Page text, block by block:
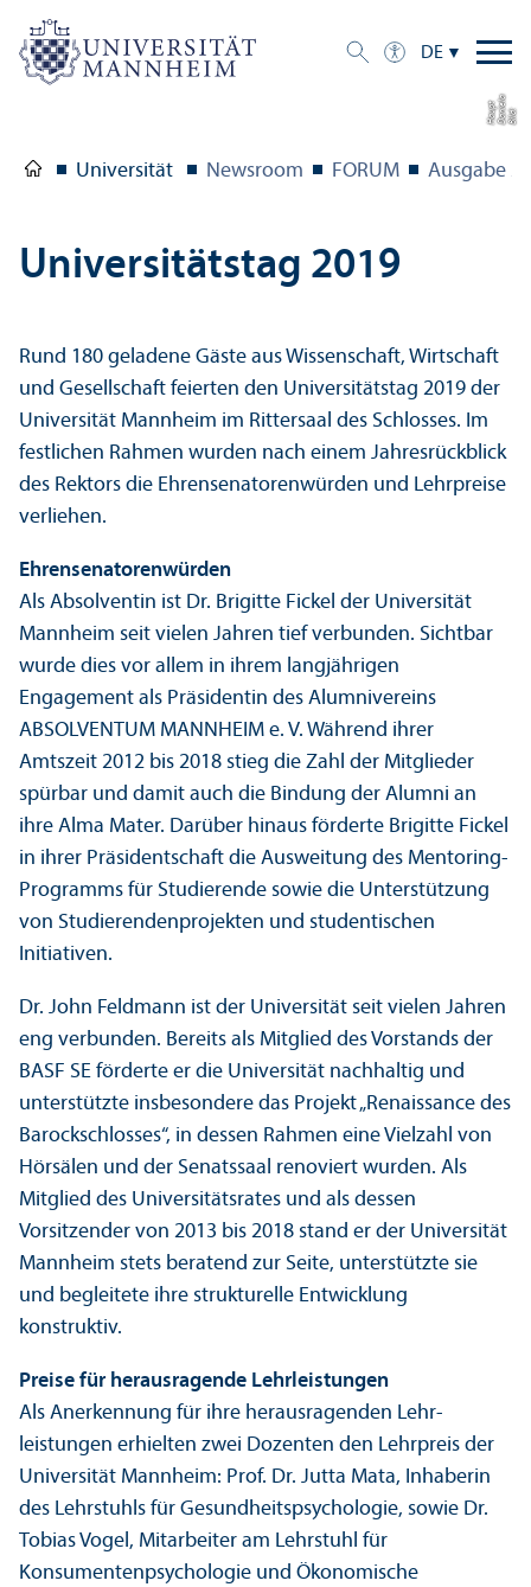
DE
Bil
d:
D
a
ni
elaH
a
u
p
t
Universität Newsroom FORUM Ausgabe 2/
Universitäts­tag 2019
Rund 180 geladene Gäste aus Wissenschaft, Wirtschaft
und Gesellschaft feierten den Universitäts­tag 2019 der
Universität Mannheim im Rittersaal des Schlosses. Im
festlichen Rahmen wurden nach einem Jahresrückblick
des Rektors die Ehrensenatorenwürden und Lehr­preise
verliehen.
Ehrensenatorenwürden
Als Absolventin ist Dr. Brigitte Fickel der Universität
Mannheim seit vielen Jahren tief verbunden. Sichtbar
wurde dies vor allem in ihrem langjährigen
Engagement als Präsidentin des Alumnivereins
ABSOLVENTUM MANNHEIM e. V. Während ihrer
Amtszeit 2012 bis 2018 stieg die Zahl der Mitglieder
spürbar und damit auch die Bindung der Alumni an
ihre Alma Mater. Darüber hinaus förderte Brigitte Fickel
in ihrer Präsidentschaft die Ausweitung des Mentoring-
Programms für Studierende sowie die Unter­stützung
von Studierenden­projekten und studentischen
Initiativen.
Dr. John Feldmann ist der Universität seit vielen Jahren
eng verbunden. Bereits als Mitglied des Vorstands der
BASF SE förderte er die Universität nachhaltig und
unter­stützte insbesondere das Projekt „Renaissance des
Barockschlosses“, in dessen Rahmen eine Vielzahl von
Hörsälen und der Senatssaal renoviert wurden. Als
Mitglied des Universitäts­rates und als dessen
Vorsitzender von 2013 bis 2018 stand er der Universität
Mannheim stets beratend zur Seite, unter­stützte sie
und begleitete ihre strukturelle Entwicklung
konstruktiv.
Preise für herausragende Lehr­leistungen
Als Anerkennung für ihre herausragenden Lehr­
leistungen erhielten zwei Dozenten den Lehr­preis der
Universität Mannheim: Prof. Dr. Jutta Mata, Inhaberin
des Lehr­stuhls für Gesundheits­psychologie, sowie Dr.
Tobias Vogel, Mitarbeiter am Lehr­stuhl für
Konsumenten­psychologie und Ökonomische